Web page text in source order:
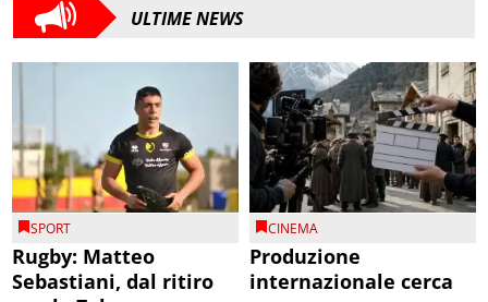
ULTIME NEWS
SPORT
Rugby: Matteo
Sebastiani, dal ritiro
CINEMA
Produzione
internazionale cerca